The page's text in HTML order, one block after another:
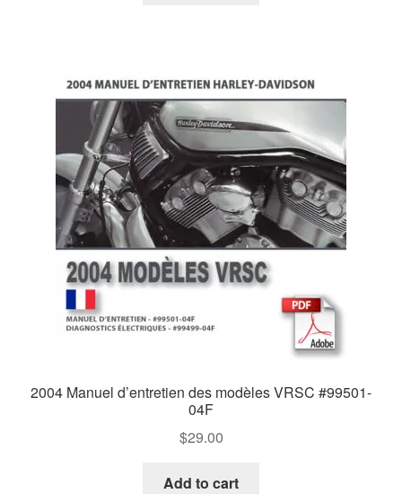
2004 Manuel d’entretien des modèles VRSC #99501-
04F
$29.00
Add to cart